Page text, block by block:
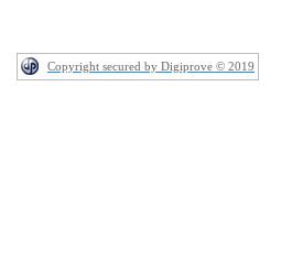
Copyright secured by Digiprove © 2019